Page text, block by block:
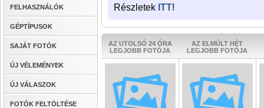
FELHASZNÁLÓK
GÉPTÍPUSOK
SAJÁT FOTÓK
ÚJ VÉLEMÉNYEK
ÚJ VÁLASZOK
FOTÓK FELTÖLTÉSE
Részletek ITT!
AZ UTOLSÓ 24 ÓRA
LEGJOBB FOTÓJA
AZ ELMÚLT HÉT
LEGJOBB FOTÓJA